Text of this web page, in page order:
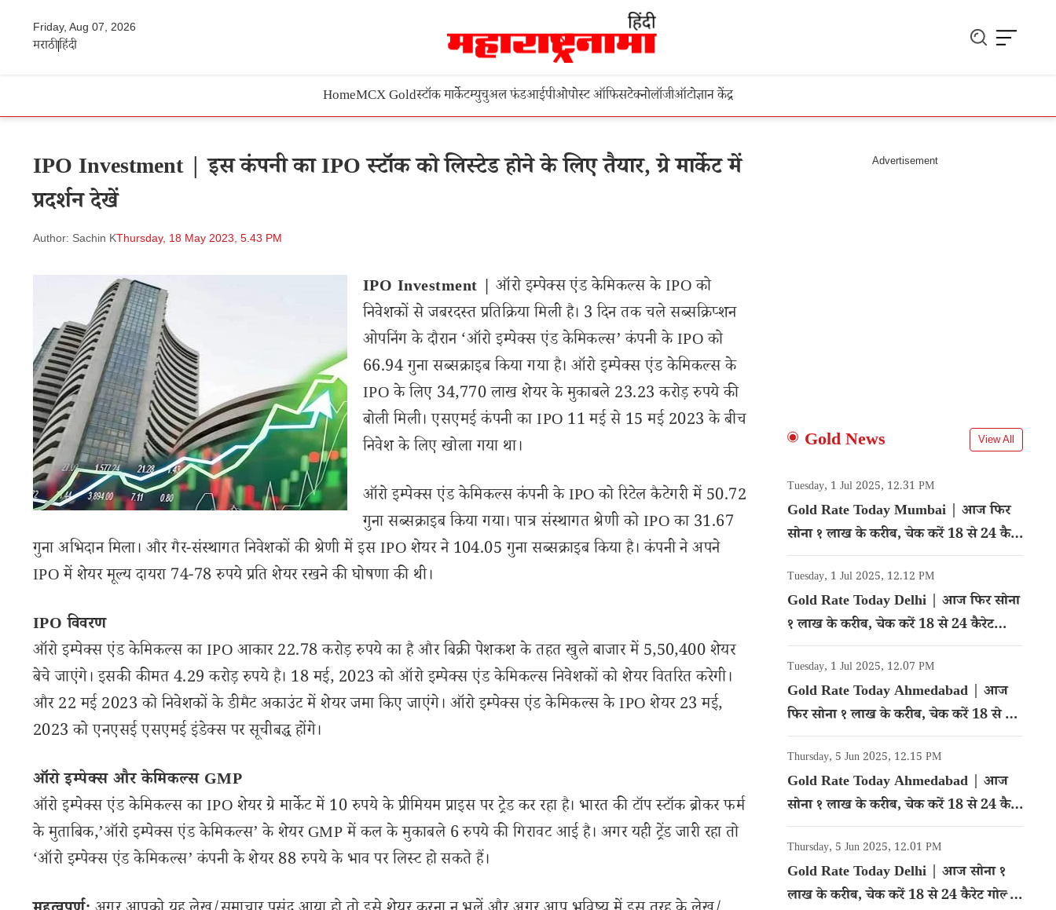
Friday, Aug 07, 2026
मराठीहिंदी
HomeMCX Goldस्टॉक मार्केटम्युचुअल फंडआईपीओपोस्ट ऑफिसटेक्नोलॉजीऑटोज्ञान केंद्र
IPO Investment | इस कंपनी का IPO स्टॉक को लिस्टेड होने के लिए तैयार, ग्रे मार्केट में
प्रदर्शन देखें
Author: Sachin KThursday, 18 May 2023, 5.43 PM
IPO Investment | ऑरो इम्पेक्स एंड केमिकल्स के IPO को
निवेशकों से जबरदस्त प्रतिक्रिया मिली है। 3 दिन तक चले सब्सक्रिप्शन
ओपनिंग के दौरान ‘ऑरो इम्पेक्स एंड केमिकल्स’ कंपनी के IPO को
66.94 गुना सब्सक्राइब किया गया है। ऑरो इम्पेक्स एंड केमिकल्स के
IPO के लिए 34,770 लाख शेयर के मुकाबले 23.23 करोड़ रुपये की
बोली मिली। एसएमई कंपनी का IPO 11 मई से 15 मई 2023 के बीच
निवेश के लिए खोला गया था।
ऑरो इम्पेक्स एंड केमिकल्स कंपनी के IPO को रिटेल कैटेगरी में 50.72
गुना सब्सक्राइब किया गया। पात्र संस्थागत श्रेणी को IPO का 31.67
गुना अभिदान मिला। और गैर-संस्थागत निवेशकों की श्रेणी में इस IPO शेयर ने 104.05 गुना सब्सक्राइब किया है। कंपनी ने अपने
IPO में शेयर मूल्य दायरा 74-78 रुपये प्रति शेयर रखने की घोषणा की थी।
IPO विवरण
ऑरो इम्पेक्स एंड केमिकल्स का IPO आकार 22.78 करोड़ रुपये का है और बिक्री पेशकश के तहत खुले बाजार में 5,50,400 शेयर
बेचे जाएंगे। इसकी कीमत 4.29 करोड़ रुपये है। 18 मई, 2023 को ऑरो इम्पेक्स एंड केमिकल्स निवेशकों को शेयर वितरित करेगी।
और 22 मई 2023 को निवेशकों के डीमैट अकाउंट में शेयर जमा किए जाएंगे। ऑरो इम्पेक्स एंड केमिकल्स के IPO शेयर 23 मई,
2023 को एनएसई एसएमई इंडेक्स पर सूचीबद्ध होंगे।
ऑरो इम्पेक्स और केमिकल्स GMP
ऑरो इम्पेक्स एंड केमिकल्स का IPO शेयर ग्रे मार्केट में 10 रुपये के प्रीमियम प्राइस पर ट्रेड कर रहा है। भारत की टॉप स्टॉक ब्रोकर फर्म
के मुताबिक,’ऑरो इम्पेक्स एंड केमिकल्स’ के शेयर GMP में कल के मुकाबले 6 रुपये की गिरावट आई है। अगर यही ट्रेंड जारी रहा तो
‘ऑरो इम्पेक्स एंड केमिकल्स’ कंपनी के शेयर 88 रुपये के भाव पर लिस्ट हो सकते हैं।
Gold News View All
Tuesday, 1 Jul 2025, 12.31 PM
Gold Rate Today Mumbai | आज फिर
सोना १ लाख के करीब, चेक करें 18 से 24 कैरेट
गोल्ड का रेट
Tuesday, 1 Jul 2025, 12.12 PM
Gold Rate Today Delhi | आज फिर सोना
१ लाख के करीब, चेक करें 18 से 24 कैरेट
गोल्ड का रेट
Tuesday, 1 Jul 2025, 12.07 PM
Gold Rate Today Ahmedabad | आज
फिर सोना १ लाख के करीब, चेक करें 18 से 24
कैरेट गोल्ड का रेट
Thursday, 5 Jun 2025, 12.15 PM
Gold Rate Today Ahmedabad | आज
सोना १ लाख के करीब, चेक करें 18 से 24 कैरेट
गोल्ड का रेट
Thursday, 5 Jun 2025, 12.01 PM
Gold Rate Today Delhi | आज सोना १
लाख के करीब, चेक करें 18 से 24 कैरेट गोल्ड